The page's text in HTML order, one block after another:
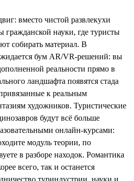
вместо чистой развлекухи
гражданской науки, где туристы
собирать материал. В
бум AR/VR‑решений: вы
реальности прямо в
ландшафта появятся стада
к реальным
художников. Туристические
будут всё больше
онлайн‑курсами:
модуль теории, по
в разборе находок. Романтика
всего, так и останется
туриндустрии, науки и